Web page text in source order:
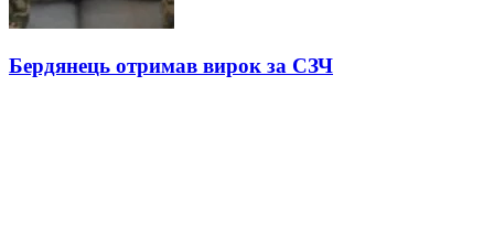
Бердянець отримав вирок за СЗЧ